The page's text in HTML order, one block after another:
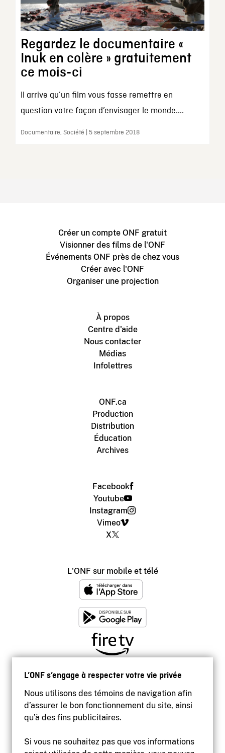
L’ONF s’engage à respecter votre vie privée
Nous utilisons des témoins de navigation afin
d’assurer le bon fonctionnement du site, ainsi
qu’à des fins publicitaires.
Si vous ne souhaitez pas que vos informations
Regardez le documentaire «
Inuk en colère » gratuitement
ce mois-ci
Il arrive qu’un film vous fasse remettre en
question votre façon d’envisager le monde....
Documentaire, Société | 5 septembre 2018
Créer un compte ONF gratuit
Visionner des films de l'ONF
Événements ONF près de chez vous
Créer avec l'ONF
Organiser une projection
À propos
Centre d'aide
Nous contacter
Médias
Infolettres
ONF.ca
Production
Distribution
Éducation
Archives
Facebook
Youtube
Instagram
Vimeo
X
L'ONF sur mobile et télé